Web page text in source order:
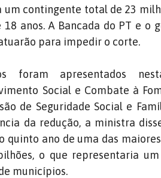
um contingente total de 23
18 anos. A Bancada do PT e
para impedir o corte.
foram apresentados
Social e Combate à
de Seguridade Social e
da redução, a ministra
quinto ano de uma das
o que representaria
municípios.